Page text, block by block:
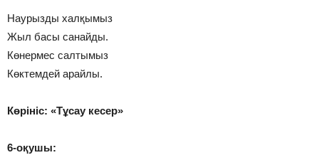
Наурызды халқымыз
Жыл басы санайды.
Көнермес салтымыз
Көктемдей арайлы.
Көрініс: «Тұсау кесер»
6-оқушы: